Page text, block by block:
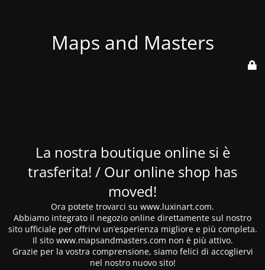
Maps and Masters
La nostra boutique online si è
trasferita! / Our online shop has
moved!
Ora potete trovarci su www.luxinart.com.
Abbiamo integrato il negozio online direttamente sul nostro
sito ufficiale per offrirvi un’esperienza migliore e più completa.
Il sito www.mapsandmasters.com non è più attivo.
Grazie per la vostra comprensione, siamo felici di accogliervi
nel nostro nuovo sito!